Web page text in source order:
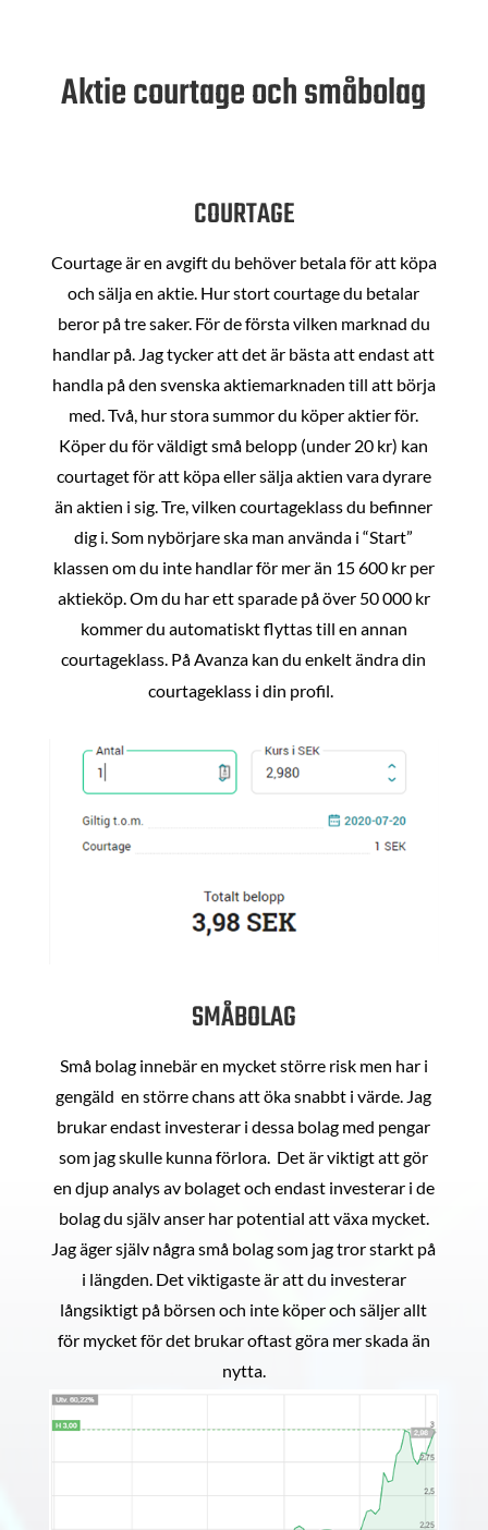
Aktie courtage och småbolag
COURTAGE
Courtage är en avgift du behöver betala för att köpa
och sälja en aktie. Hur stort courtage du betalar
beror på tre saker. För de första vilken marknad du
handlar på. Jag tycker att det är bästa att endast att
handla på den svenska aktiemarknaden till att börja
med. Två, hur stora summor du köper aktier för.
Köper du för väldigt små belopp (under 20 kr) kan
courtaget för att köpa eller sälja aktien vara dyrare
än aktien i sig. Tre, vilken courtageklass du befinner
dig i. Som nybörjare ska man använda i “Start”
klassen om du inte handlar för mer än 15 600 kr per
aktieköp. Om du har ett sparade på över 50 000 kr
kommer du automatiskt flyttas till en annan
courtageklass. På Avanza kan du enkelt ändra din
courtageklass i din profil.
SMÅBOLAG
Små bolag innebär en mycket större risk men har i
gengäld en större chans att öka snabbt i värde. Jag
brukar endast investerar i dessa bolag med pengar
som jag skulle kunna förlora. Det är viktigt att gör
en djup analys av bolaget och endast investerar i de
bolag du själv anser har potential att växa mycket.
Jag äger själv några små bolag som jag tror starkt på
i längden. Det viktigaste är att du investerar
långsiktigt på börsen och inte köper och säljer allt
för mycket för det brukar oftast göra mer skada än
nytta.